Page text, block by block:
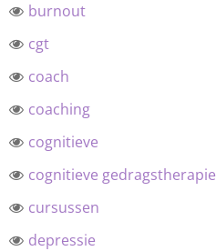
burnout
cgt
coach
coaching
cognitieve
cognitieve gedragstherapie
cursussen
depressie